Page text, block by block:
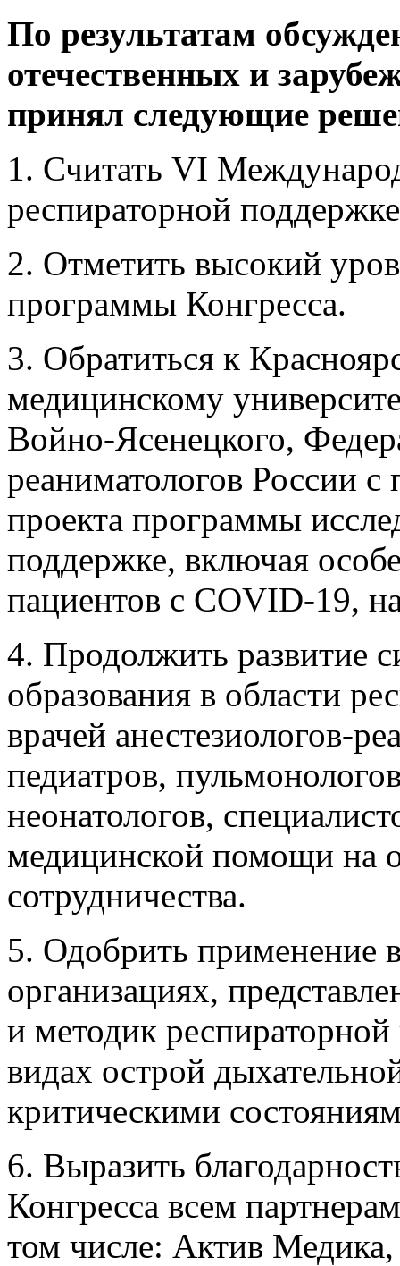
По результатам
отечественных и
принял следующие
1. Считать VI
респираторной
2. Отметить высокий
программы Конгресса.
3. Обратиться к
медицинскому
Войно-Ясенецкого,
реаниматологов России
проекта программы
поддержке, включая
пациентов с COVID-19,
4. Продолжить развитие
образования в области
врачей анестезиологов-
педиатров,
неонатологов,
медицинской помощи на
сотрудничества.
5. Одобрить применение
организациях,
и методик
видах острой
критическими
6. Выразить
Конгресса всем
том числе: Актив